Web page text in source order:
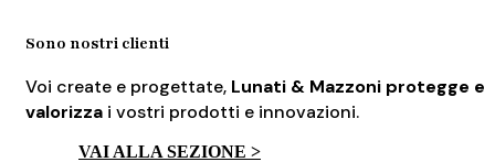
Sono nostri clienti
Voi create e progettate, Lunati & Mazzoni protegge e
valorizza i vostri prodotti e innovazioni.
VAI ALLA SEZIONE >